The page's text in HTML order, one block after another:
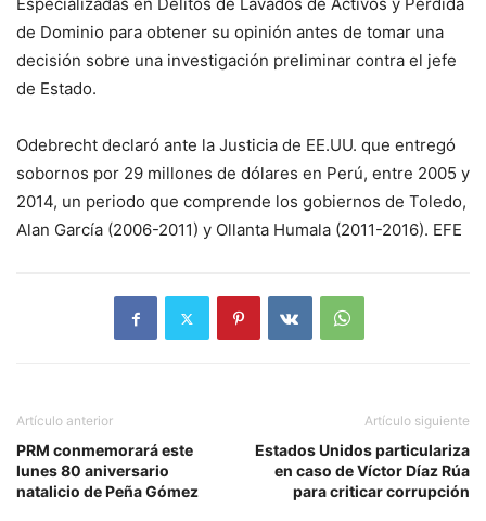
de Dominio para obtener su opinión antes de tomar una
decisión sobre una investigación preliminar contra el jefe
de Estado.
Odebrecht declaró ante la Justicia de EE.UU. que entregó
sobornos por 29 millones de dólares en Perú, entre 2005 y
2014, un periodo que comprende los gobiernos de Toledo,
Alan García (2006-2011) y Ollanta Humala (2011-2016). EFE
Artículo anterior
PRM conmemorará este
lunes 80 aniversario
natalicio de Peña Gómez
Artículo siguiente
Estados Unidos particulariza
en caso de Víctor Díaz Rúa
para criticar corrupción